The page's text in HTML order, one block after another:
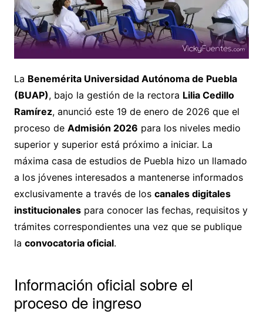
La Benemérita Universidad Autónoma de Puebla
(BUAP), bajo la gestión de la rectora Lilia Cedillo
Ramírez, anunció este 19 de enero de 2026 que el
proceso de Admisión 2026 para los niveles medio
superior y superior está próximo a iniciar. La
máxima casa de estudios de Puebla hizo un llamado
a los jóvenes interesados a mantenerse informados
exclusivamente a través de los canales digitales
institucionalespara conocer las fechas, requisitos y
trámites correspondientes una vez que se publique
la convocatoria oficial.
Información oficial sobre el
proceso de ingreso